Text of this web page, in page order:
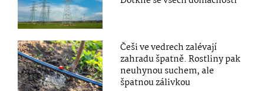
Češi ve vedrech zalévají
zahradu špatně. Rostliny pak
neuhynou suchem, ale
špatnou zálivkou